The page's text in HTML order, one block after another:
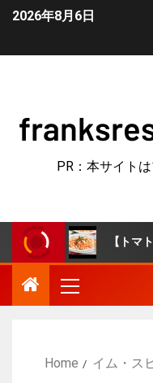
2026年8月6日
PR：本サイト
【トマトソースリゾット
Home イム・ス